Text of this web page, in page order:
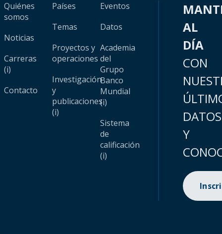
Quiénes
somos
Noticias
Carreras
(i)
Contacto
Países
Temas
Proyectos y
operaciones
Investigación
y
publicaciones
(i)
Eventos
Datos
Academia
del
Grupo
Banco
Mundial
(i)
Sistema
de
calificación
(i)
AL
DÍA
CON
DATOS
Y